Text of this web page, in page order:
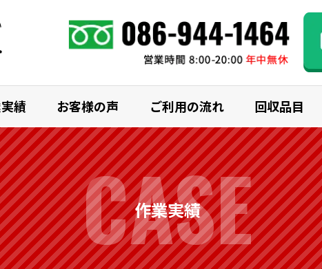
績 お客様の声 ご利用の流れ 回収品目
CASE
作業実績